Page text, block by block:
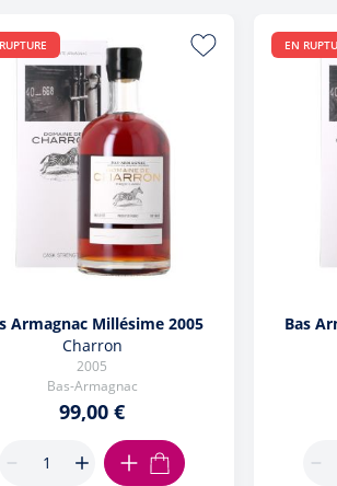
Armagnac Millésime 2005
Charron
2005
Bas-Armagnac
99,00 €
AJOUTER AU PANIER
EN
Bas